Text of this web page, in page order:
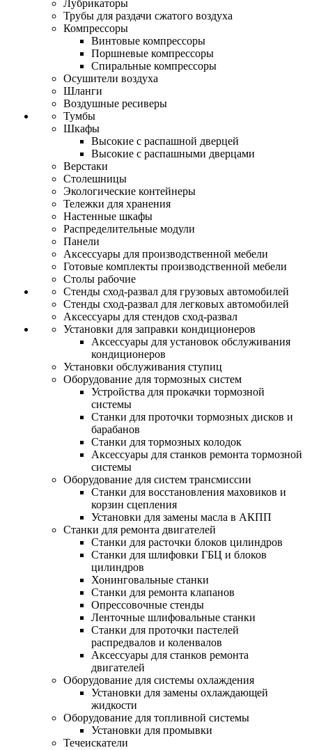
Лубрикаторы
Трубы для раздачи сжатого воздуха
Компрессоры
Винтовые компрессоры
Поршневые компрессоры
Спиральные компрессоры
Осушители воздуха
Шланги
Воздушные ресиверы
Тумбы
Шкафы
Высокие с распашной дверцей
Высокие с распашными дверцами
Верстаки
Столешницы
Экологические контейнеры
Тележки для хранения
Настенные шкафы
Распределительные модули
Панели
Аксессуары для производственной мебели
Готовые комплекты производственной мебели
Столы рабочие
Стенды сход-развал для грузовых автомобилей
Стенды сход-развал для легковых автомобилей
Аксессуары для стендов сход-развал
Установки для заправки кондиционеров
Аксессуары для установок обслуживания
кондиционеров
Установки обслуживания ступиц
Оборудование для тормозных систем
Устройства для прокачки тормозной
системы
Станки для проточки тормозных дисков и
барабанов
Станки для тормозных колодок
Аксессуары для станков ремонта тормозной
системы
Оборудование для систем трансмиссии
Станки для восстановления маховиков и
корзин сцепления
Установки для замены масла в АКПП
Станки для ремонта двигателей
Станки для расточки блоков цилиндров
Станки для шлифовки ГБЦ и блоков
цилиндров
Хонинговальные станки
Станки для ремонта клапанов
Опрессовочные стенды
Ленточные шлифовальные станки
Станки для проточки пастелей
распредвалов и коленвалов
Аксессуары для станков ремонта
двигателей
Оборудование для системы охлаждения
Установки для замены охлаждающей
жидкости
Оборудование для топливной системы
Установки для промывки
Течеискатели